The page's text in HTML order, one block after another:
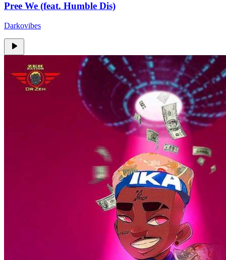
Pree We (feat. Humble Dis)
Darkovibes